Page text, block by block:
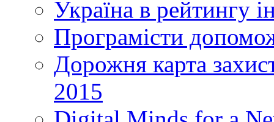
Україна в рейтингу
Програмісти
Дорожня карта
2015